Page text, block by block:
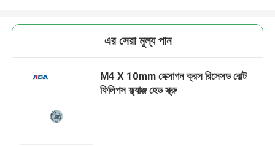
এর সেরা মূল্য পান
M4 X 10mm হেক্সাগন ক্রস রিসেসড বোল্ট
ফিলিপস ফ্ল্যাঞ্জ হেড স্ক্রু